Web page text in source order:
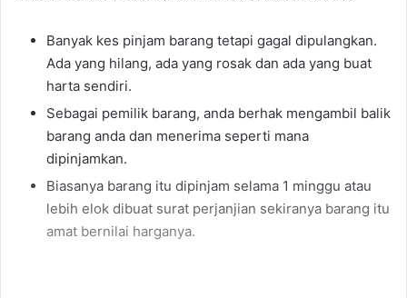
Banyak kes pinjam barang tetapi gagal dipulangkan.
Ada yang hilang, ada yang rosak dan ada yang buat
harta sendiri.
Sebagai pemilik barang, anda berhak mengambil balik
barang anda dan menerima seperti mana
dipinjamkan.
Biasanya barang itu dipinjam selama 1 minggu atau
lebih elok dibuat surat perjanjian sekiranya barang itu
amat bernilai harganya.